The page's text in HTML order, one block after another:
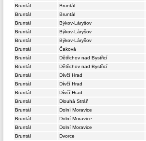
Bruntál
Bruntál
Bruntál
Bruntál
Bruntál
Býkov-Láryšov
Bruntál
Býkov-Láryšov
Bruntál
Býkov-Láryšov
Bruntál
Čaková
Bruntál
Dětřichov nad Bystřicí
Bruntál
Dětřichov nad Bystřicí
Bruntál
Dívčí Hrad
Bruntál
Dívčí Hrad
Bruntál
Dívčí Hrad
Bruntál
Dlouhá Stráň
Bruntál
Dolní Moravice
Bruntál
Dolní Moravice
Bruntál
Dolní Moravice
Bruntál
Dvorce